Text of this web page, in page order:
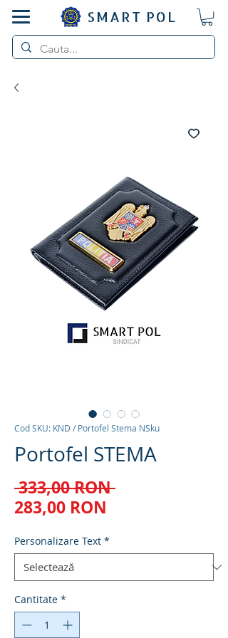
SMART POL
Cod SKU: KND / Portofel Stema NSku
Portofel STEMA
333,00 RON Preț
283,00 RON
Personalizare Text *
Cantitate *